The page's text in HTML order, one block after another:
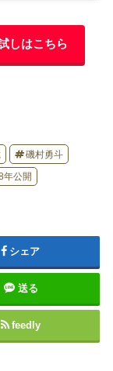
しはこちら
磯村勇斗
年公開
シェア
送る
feedly